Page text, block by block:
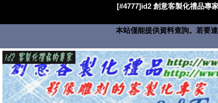
[#4777]id2 創意客製化禮品專
本站僅能提供資料查詢。若要